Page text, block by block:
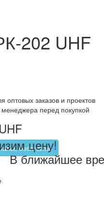
202 UHF
цену!
В ближайшее
оптовых заказов и проектов
перед покупкой
бесплатно